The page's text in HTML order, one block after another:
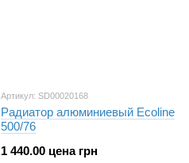
Артикул: SD00020168
Радиатор алюминиевый Ecoline
500/76
1 440.00 цена грн